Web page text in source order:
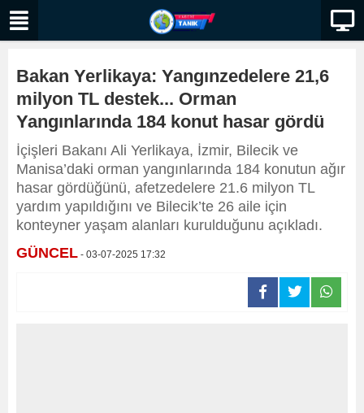
Bakan Yerlikaya: Yangınzedelere 21,6
milyon TL destek... Orman
Yangınlarında 184 konut hasar gördü
İçişleri Bakanı Ali Yerlikaya, İzmir, Bilecik ve
Manisa’daki orman yangınlarında 184 konutun ağır
hasar gördüğünü, afetzedelere 21.6 milyon TL
yardım yapıldığını ve Bilecik’te 26 aile için
konteyner yaşam alanları kurulduğunu açıkladı.
GÜNCEL - 03-07-2025 17:32